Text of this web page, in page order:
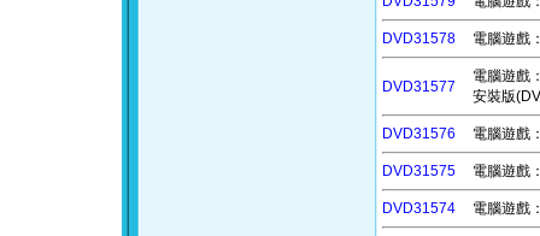
DVD31578 電腦遊戲
DVD31577
電腦遊戲
安裝版
DVD31576 電腦遊戲
DVD31575 電腦遊戲
DVD31574 電腦遊戲